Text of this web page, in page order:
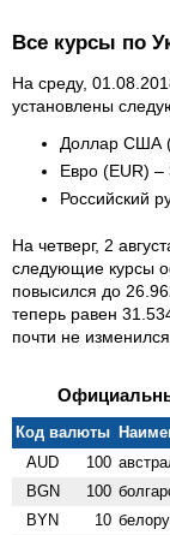
Все курсы по
На среду,
установлены
Доллар США
Евро (EUR) –
Российский
На четверг, 2
следующие курсы
повысился до
теперь равен
почти не
Код валюты
AUD
100
BGN 100
BYN 10